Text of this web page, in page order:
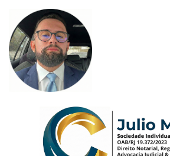
para
conteúdo
principal